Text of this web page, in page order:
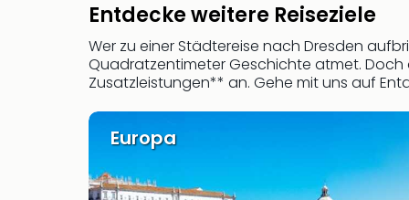
Entdecke weitere Reiseziele
Wer zu einer Städtereise nach Dresden
Quadratzentimeter Geschichte atmet.
Zusatzleistungen** an. Gehe mit uns auf
Europa